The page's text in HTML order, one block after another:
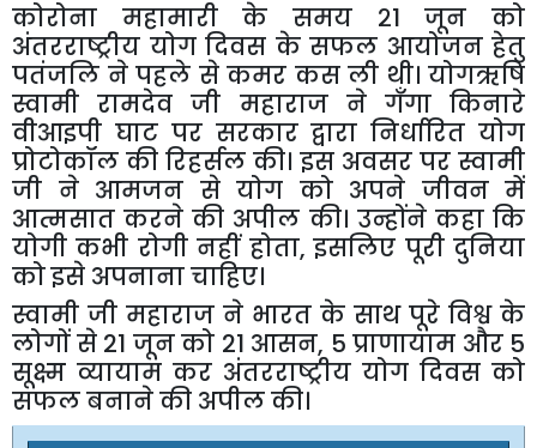
कोरोना
महामारी के समय २1जून
को
अंतरराष्ट्रीय योग दिवस के सफल आयोजन हेतु
पतंजलि ने पहले से कमर कस ली थी। योगऋषि
स्वामी रामदेव जी महाराज ने गँगा किनारे
वीआइपी घाट पर सरकार द्वारा निर्धारित योग
प्रोटोकॉल की रिहर्सल की। इस अवसर पर स्वामी
जी ने आमजन से योग को अपने जीवन में
आत्मसात करने की अपील की। उन्होंने कहा कि
योगी कभी रोगी नहीं होता,इसलिए पूरी दुनिया
कोइसे अपनानाचाहिए।
स्वामी जी महाराज ने भारत के साथ पूरे विश्व के
लोगों से21 जूनको 21 आसन, 5 प्राणायाम और5
सूक्ष्म व्यायाम कर अंतरराष्ट्रीय योग दिवस को
सफलबनानेकी अपीलकी।